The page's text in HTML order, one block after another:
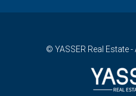
© YASSER Real Estate